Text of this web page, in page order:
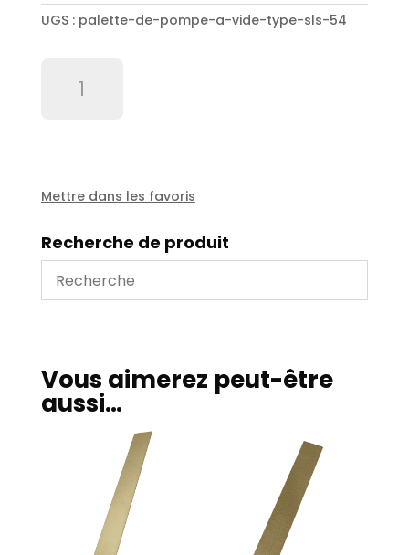
UGS : palette-de-pompe-a-vide-type-sls-54
vide
SLS
54
Mettre dans les favoris
Recherche de produit
Vous aimerez peut-être
aussi…